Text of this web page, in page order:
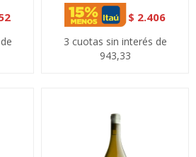
$ 2.406
3 cuotas sin interés de
943,33